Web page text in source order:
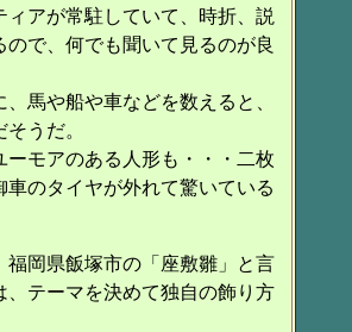
ィアが常駐していて、時折、説
ので、何でも聞いて見るのが良
馬や船や車などを数えると、
うだ。
ーモアのある人形も・・・二枚
車のタイヤが外れて驚いている
福岡県飯塚市の「座敷雛」と言
、テーマを決めて独自の飾り方